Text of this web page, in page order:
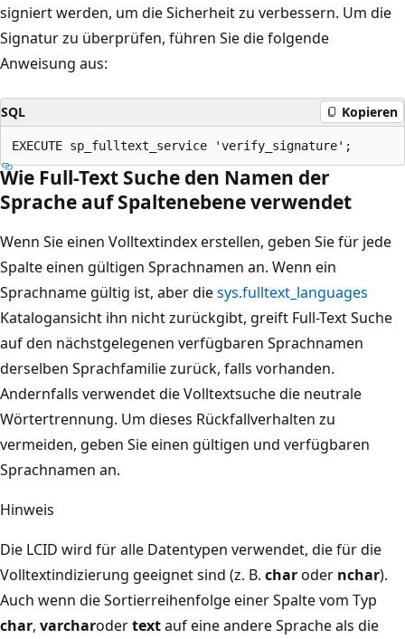
signiert werden, um die Sicherheit zu verbessern. Um die
Signatur zu überprüfen, führen Sie die folgende
Anweisung aus:
SQL Kopieren
Wie Full-Text Suche den Namen der
Sprache auf Spaltenebene verwendet
Wenn Sie einen Volltextindex erstellen, geben Sie für jede
Spalte einen gültigen Sprachnamen an. Wenn ein
Sprachname gültig ist, aber diesys.fulltext_languages
Katalogansicht ihn nicht zurückgibt, greift Full-Text Suche
auf den nächstgelegenen verfügbaren Sprachnamen
derselben Sprachfamilie zurück, falls vorhanden.
Andernfalls verwendet die Volltextsuche die neutrale
Wörtertrennung. Um dieses Rückfallverhalten zu
vermeiden, geben Sie einen gültigen und verfügbaren
Sprachnamen an.
Hinweis
Die LCID wird für alle Datentypen verwendet, die für die
Volltextindizierung geeignet sind (z. B. charoder nchar).
Auch wenn die Sortierreihenfolge einer Spalte vom Typ
char, varcharodertextauf eine andere Sprache als die